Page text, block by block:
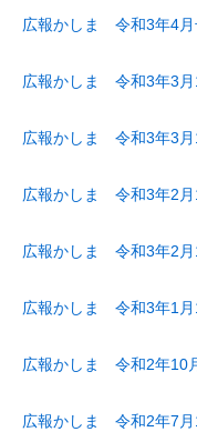
広報かしま 令和3年4月
広報かしま 令和3年3月
広報かしま 令和3年3月
広報かしま 令和3年2月
広報かしま 令和3年2月
広報かしま 令和3年1月
広報かしま 令和2年10
広報かしま 令和2年7月